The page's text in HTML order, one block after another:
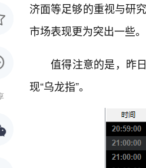
济面等足够的重视与研
市场表现更为突出一些。
值得注意的是，昨
现“乌龙指”。